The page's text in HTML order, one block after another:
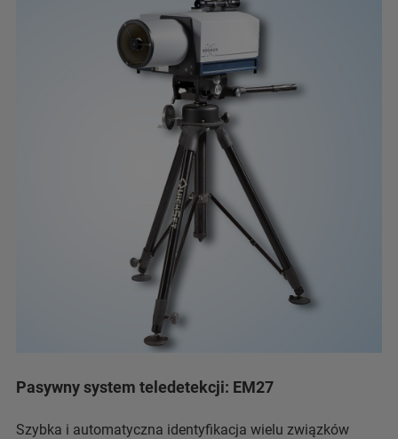
Pasywny system teledetekcji: EM27
Szybka i automatyczna identyfikacja wielu związków